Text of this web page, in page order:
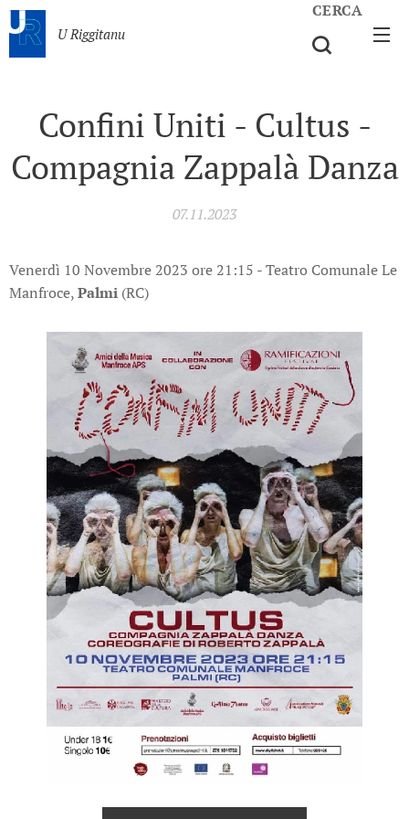
U Riggitanu
CERCA
Confini Uniti - Cultus -
Compagnia Zappalà Danza
07.11.2023
Venerdì 10 Novembre 2023 ore 21:15 - Teatro Comunale Le
Manfroce,Palmi (RC)